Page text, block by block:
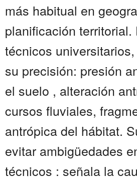
más habitual en
planificación territorial.
técnicos
su precisión: presión
el suelo , alteración
cursos fluviales,
antrópica del hábitat.
evitar ambigüedades
técnicos : señala la